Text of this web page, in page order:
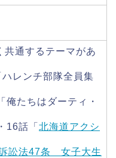
通するテーマがあ
ハレンチ部隊全員集
「俺たちはダーティ・
話「 北海道アクシ
訟法47条 女子大生